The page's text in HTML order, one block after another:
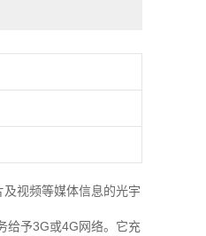
视频等媒体信息的光宇
予3G或4G网络。它充